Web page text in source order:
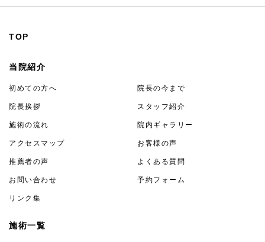
TOP
当院紹介
初めての方へ 院長の今まで
院長挨拶 スタッフ紹介
施術の流れ 院内ギャラリー
アクセスマップ お客様の声
推薦者の声 よくある質問
お問い合わせ 予約フォーム
リンク集
施術一覧